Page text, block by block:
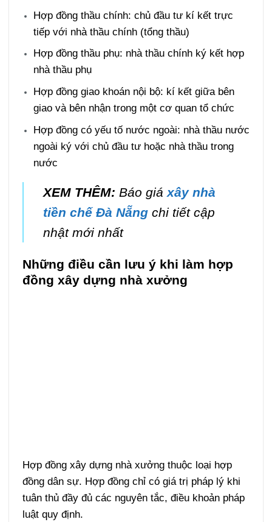
Hợp đồng thầu chính: chủ đầu tư kí kết trực
tiếp với nhà thầu chính (tổng thầu)
Hợp đồng thầu phụ: nhà thầu chính ký kết hợp
nhà thầu phụ
Hợp đồng giao khoán nội bộ: kí kết giữa bên
giao và bên nhận trong một cơ quan tổ chức
Hợp đồng có yếu tố nước ngoài: nhà thầu nước
ngoài ký với chủ đầu tư hoặc nhà thầu trong
nước
XEM THÊM: Báo giá xây nhà
tiền chế Đà Nẵngchi tiết cập
nhật mới nhất
Những điều cần lưu ý khi làm hợp
đồng xây dựng nhà xưởng
Hợp đồng xây dựng nhà xưởng thuộc loại hợp
đồng dân sự. Hợp đồng chỉ có giá trị pháp lý khi
tuân thủ đầy đủ các nguyên tắc, điều khoản pháp
luật quy định.